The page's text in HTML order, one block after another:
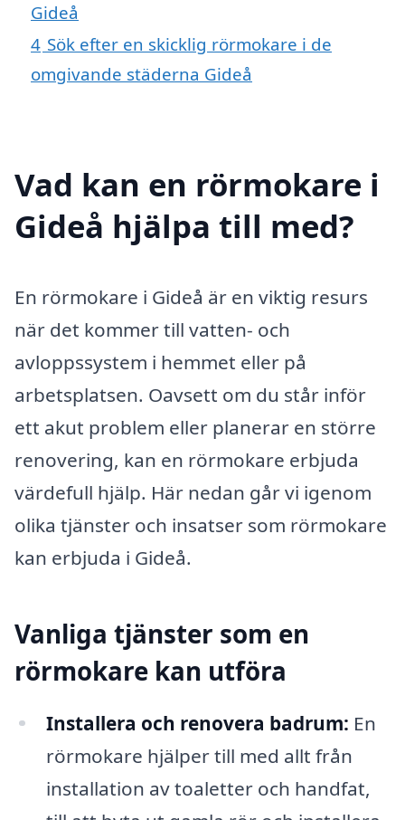
Gideå
4 Sök efter en skicklig rörmokare i de
omgivande städerna Gideå
Vad kan en rörmokare i
Gideå hjälpa till med?
En rörmokare i Gideå är en viktig resurs
när det kommer till vatten- och
avloppssystem i hemmet eller på
arbetsplatsen. Oavsett om du står inför
ett akut problem eller planerar en större
renovering, kan en rörmokare erbjuda
värdefull hjälp. Här nedan går vi igenom
olika tjänster och insatser som rörmokare
kan erbjuda i Gideå.
Vanliga tjänster som en
rörmokare kan utföra
Installera och renovera badrum: En
rörmokare hjälper till med allt från
installation av toaletter och handfat,